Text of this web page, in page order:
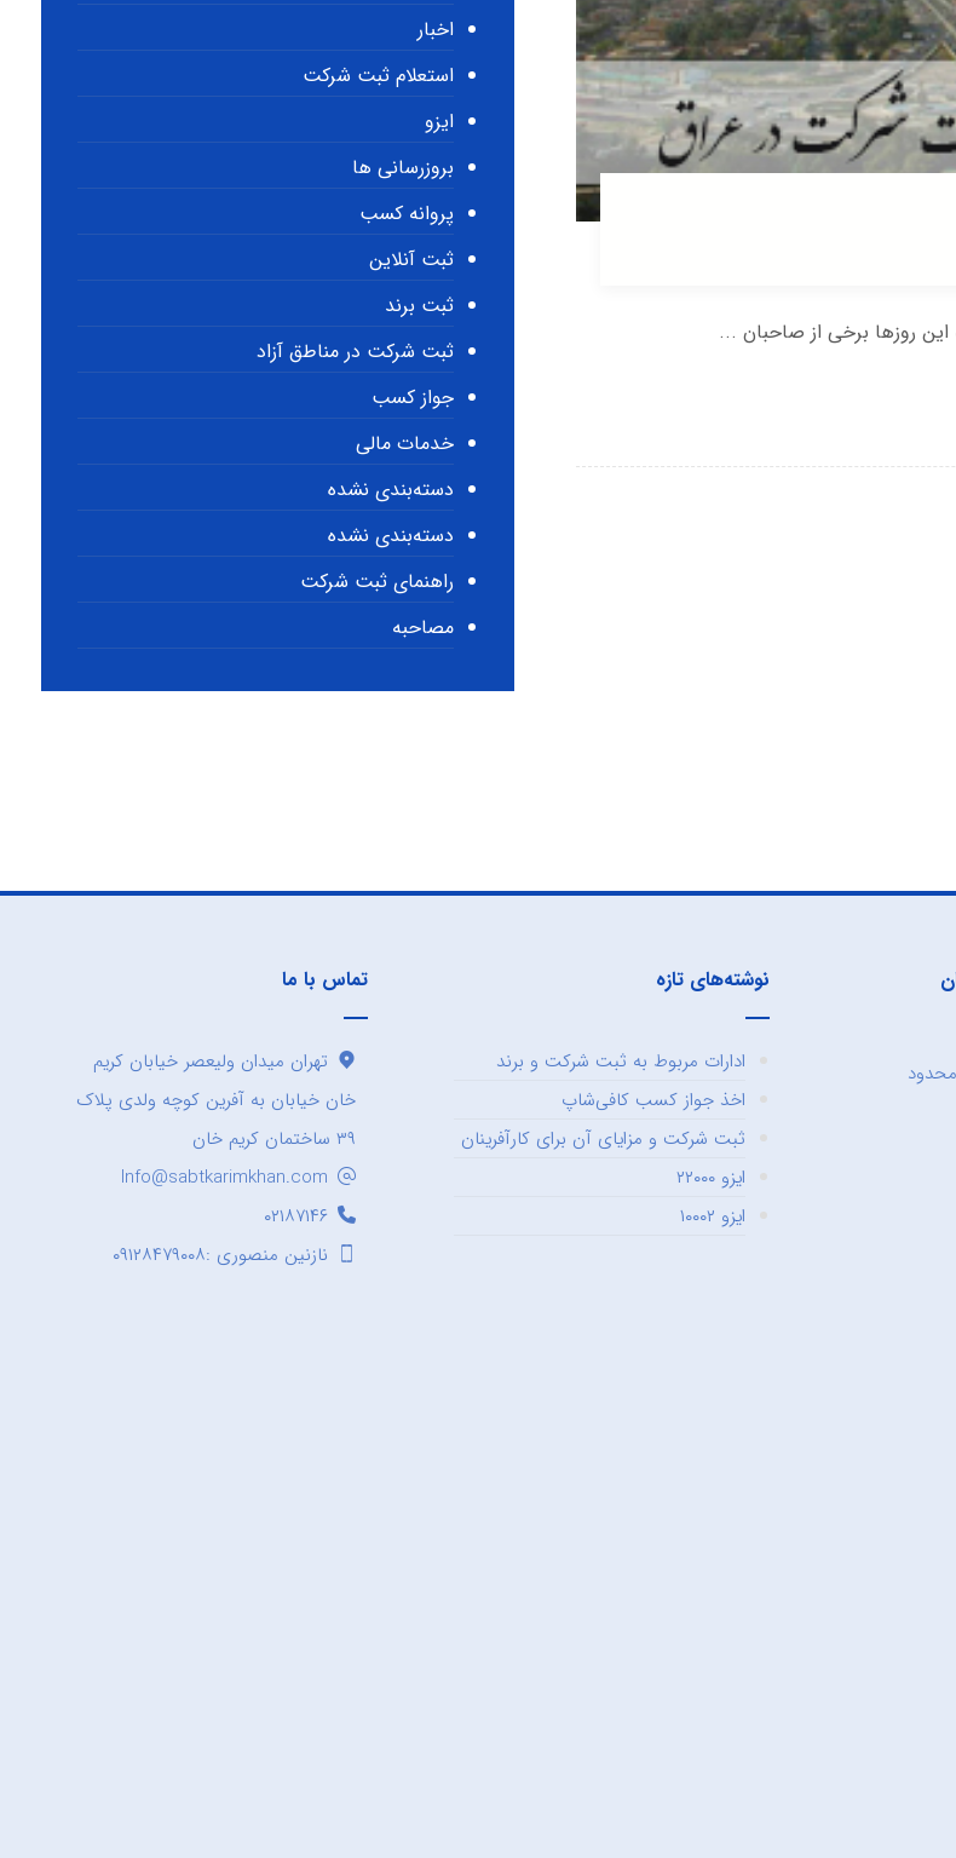
روزها برخی از صاحبان ...
اخبار
استعلام ثبت شرکت
ایزو
بروزرسانی ها
پروانه کسب
ثبت آنلاین
ثبت برند
ثبت شرکت در مناطق آزاد
جواز کسب
خدمات مالی
دسته‌بندی نشده
دسته‌بندی نشده
راهنمای ثبت شرکت
مصاحبه
نوشته‌های تازه
ادارات مربوط به ثبت شرکت و برند
اخذ جواز کسب کافی‌شاپ
ثبت شرکت و مزایای آن برای کارآفرینان
ایزو ۲۲۰۰۰
ایزو ۱۰۰۰۲
تماس با ما
تهران میدان ولیعصر خیابان کریم
خان خیابان به آفرین کوچه ولدی پلاک
۳۹ ساختمان کریم خان
Info@sabtkarimkhan.com
۰۲۱۸۷۱۴۶
نازنین منصوری :۰۹۱۲۸۴۷۹۰۰۸